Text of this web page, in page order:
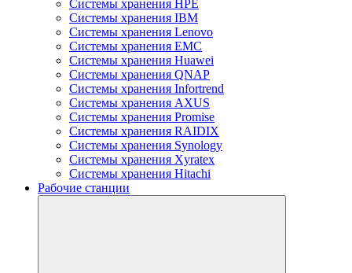
Системы хранения HPE
Системы хранения IBM
Системы хранения Lenovo
Системы хранения EMC
Системы хранения Huawei
Системы хранения QNAP
Системы хранения Infortrend
Системы хранения AXUS
Системы хранения Promise
Системы хранения RAIDIX
Системы хранения Synology
Системы хранения Xyratex
Системы хранения Hitachi
Рабочие станции